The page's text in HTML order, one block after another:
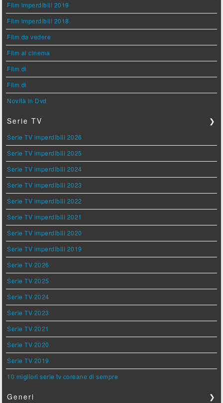
Film imperdibili 2019
Film imperdibili 2018
Film da vedere
Film al cinema
Film di
Film di
Novità in Dvd
Serie TV ❯
Serie TV imperdibili 2026
Serie TV imperdibili 2025
Serie TV imperdibili 2024
Serie TV imperdibili 2023
Serie TV imperdibili 2022
Serie TV imperdibili 2021
Serie TV imperdibili 2020
Serie TV imperdibili 2019
Serie TV 2026
Serie TV 2025
Serie TV 2024
Serie TV 2023
Serie TV 2021
Serie TV 2020
Serie TV 2019
10 migliori serie tv coreane di sempre
Generi ❯